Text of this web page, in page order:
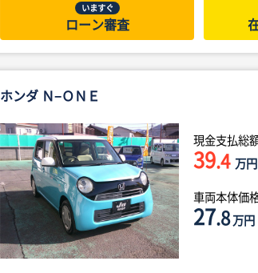
いますぐ
ローン審査
ホンダ Ｎ−ＯＮＥ
現金支払総
39.4 万円
車両本体価
27.8万円